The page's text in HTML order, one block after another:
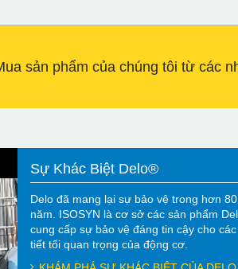
sản phẩm của chúng tôi từ các
Sự Khác Biệt Delo®
Delo đã mang lại sự bảo vệ trong hơn 80
năm. ISOSYN là cơ sở các sản phẩm
cung cấp sự bảo vệ đáng tin cậy cho
tiết tối quan trọng của động cơ.